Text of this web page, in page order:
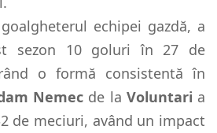
echipei gazdă, a
sezon 10 goluri în 27 de
o formă consistentă în
Nemec de la Voluntari a
de meciuri, având un impact